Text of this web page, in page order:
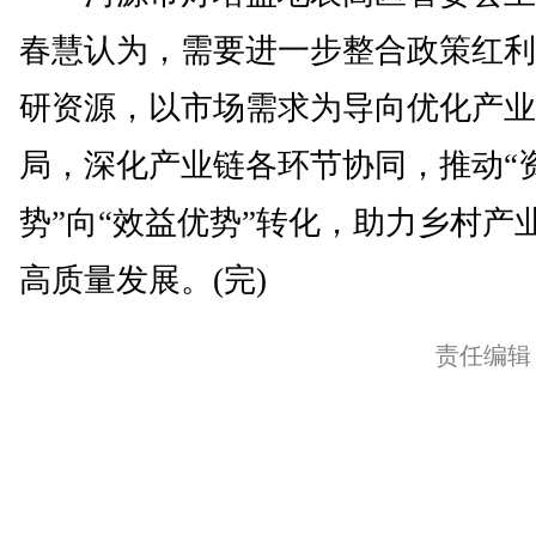
春慧认为，需要进一步整合政策红
研资源，以市场需求为导向优化产
局，深化产业链各环节协同，推动“
势”向“效益优势”转化，助力乡村产
高质量发展。(完)
责任编